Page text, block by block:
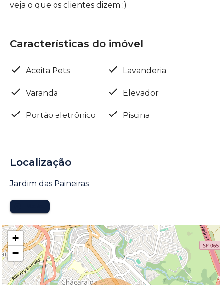
veja o que os clientes dizem :)
Características do imóvel
Aceita Pets Lavanderia
Varanda Elevador
Portão eletrônico Piscina
Localização
Jardim das Paineiras
+
−